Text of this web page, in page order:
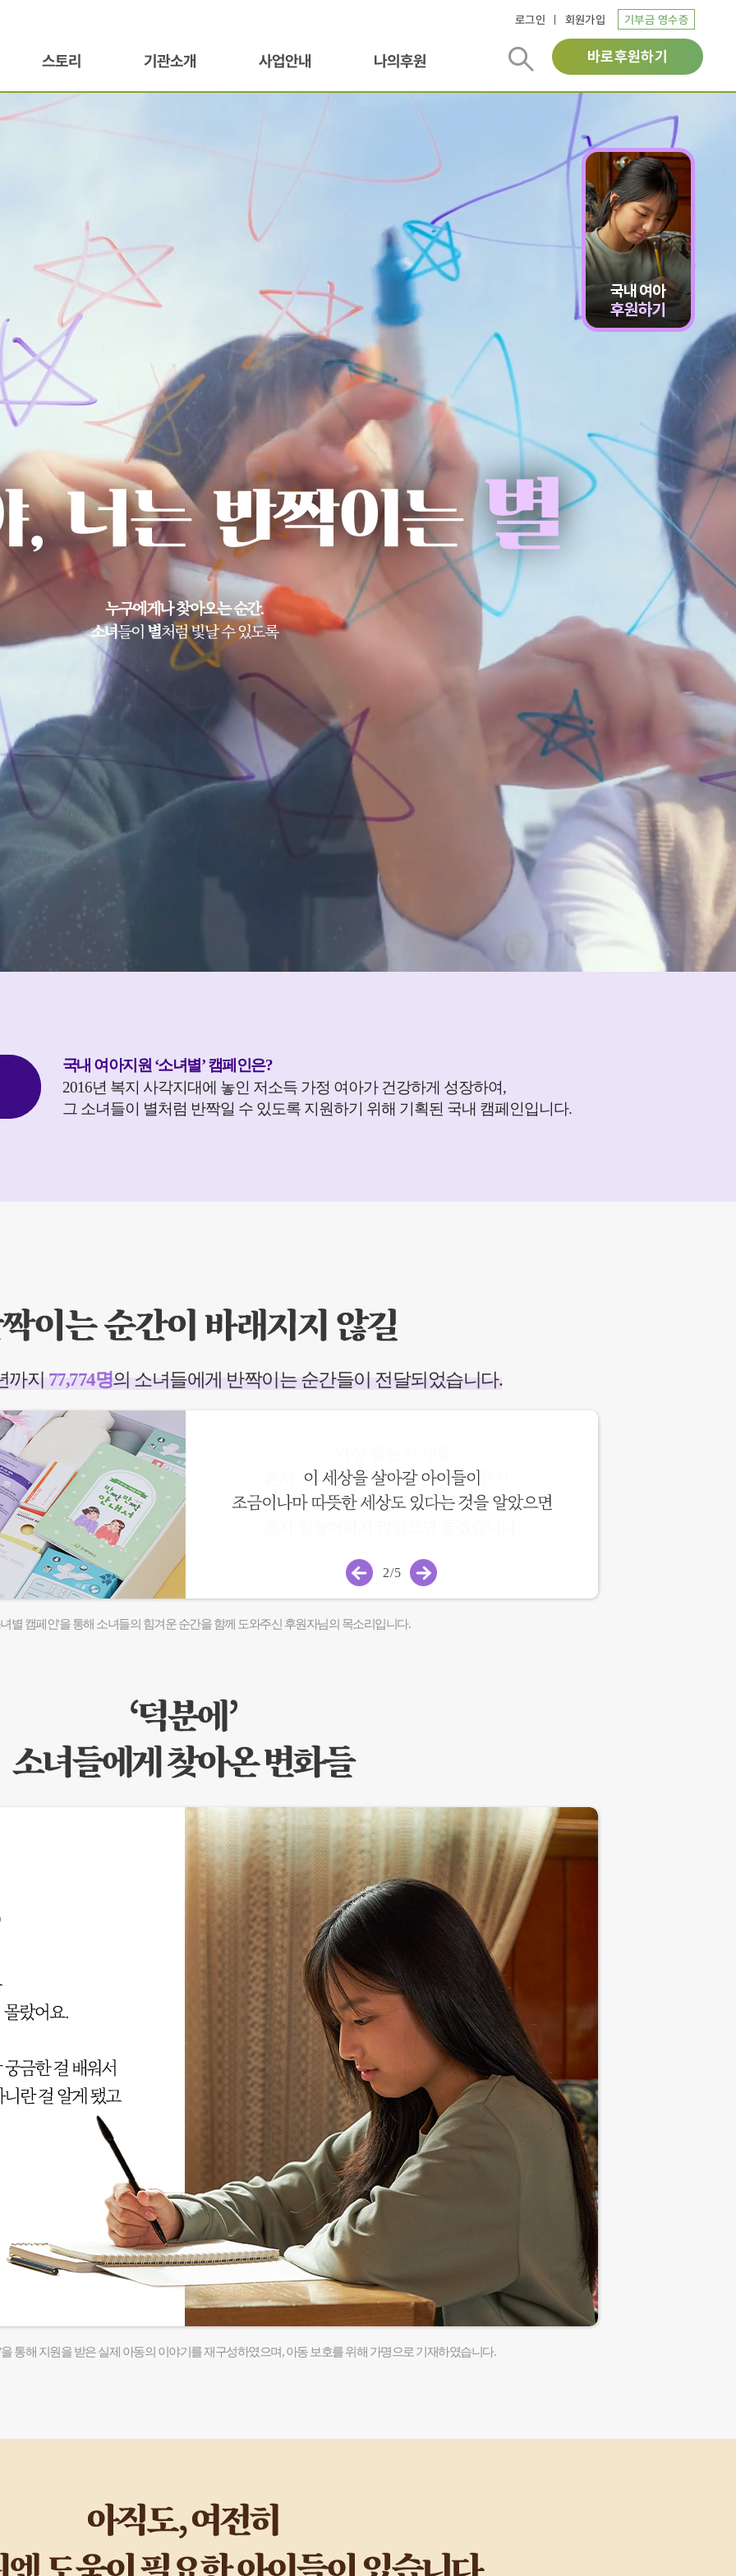
로그인 회원가입 기부금 영수증
스토리 기관소개 사업안내 나의후원 바로후원하기
누구에게나 찾아오는 순간.
소녀들이 별처럼 빛날 수 있도록
국내 여아지원 ‘소녀별’ 캠페인은?
2016년 복지 사각지대에 놓인 저소득 가정 여아가 건강하게 성장하여,
그 소녀들이 별처럼 반짝일 수 있도록 지원하기 위해 기획된 국내 캠페인입니다.
까지 77,774명의 소녀들에게 반짝이는 순간들이 전달되었습니다.
2/5
별 캠페인'을 통해 소녀들의 힘겨운 순간을 함께 도와주신 후원자님의 목소리입니다.
통해 지원을 받은 실제 아동의 이야기를 재구성하였으며, 아동 보호를 위해 가명으로 기재하였습니다.